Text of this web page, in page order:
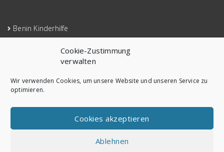
Cookie-Zustimmung
verwalten
Wir verwenden Cookies, um unsere Website und unseren Service zu
optimieren.
Cookies akzeptieren
Ablehnen
Benin Kinderhilfe
Cookie-Richtlinie (EU)
Datenschutzerklärung